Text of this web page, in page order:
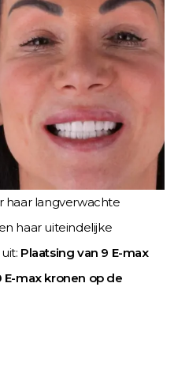
haar langverwachte
haar uiteindelijke
Plaatsing van 9 E-max
E-max kronen op de